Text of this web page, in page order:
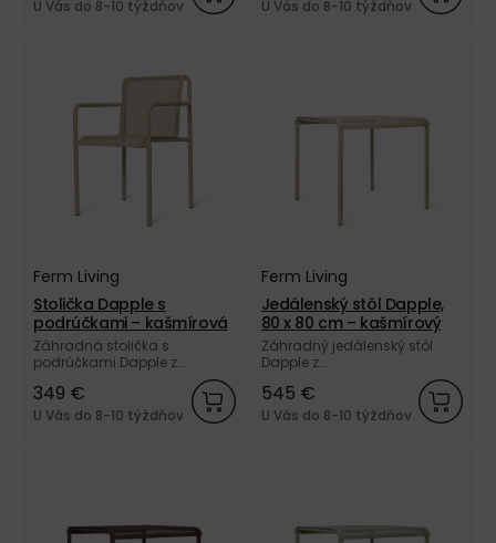
dánskej značky Ferm Living.
U Vás do 8-10 týždňov
dánskej značky Ferm Living.
U Vás do 8-10 týždňov
Ferm Living
Stolička Dapple s
podrúčkami – kašmírová
Záhradná stolička s
podrúčkami Dapple z
elektrogalvanizovanej ocele
a vonkajším práškovým
nástrekom kašmírovej farby
od dánskej značky Ferm
349 €
U Vás do 8-10 týždňov
Ferm Living
Jedálenský stôl Dapple,
80 x 80 cm – kašmírový
Záhradný jedálenský stôl
Dapple z
elektrogalvanizovanej ocele
a vonkajším práškovým
nástrekom kašmírovej farby
od dánskej značky Ferm
545 €
U Vás do 8-10 týždňov